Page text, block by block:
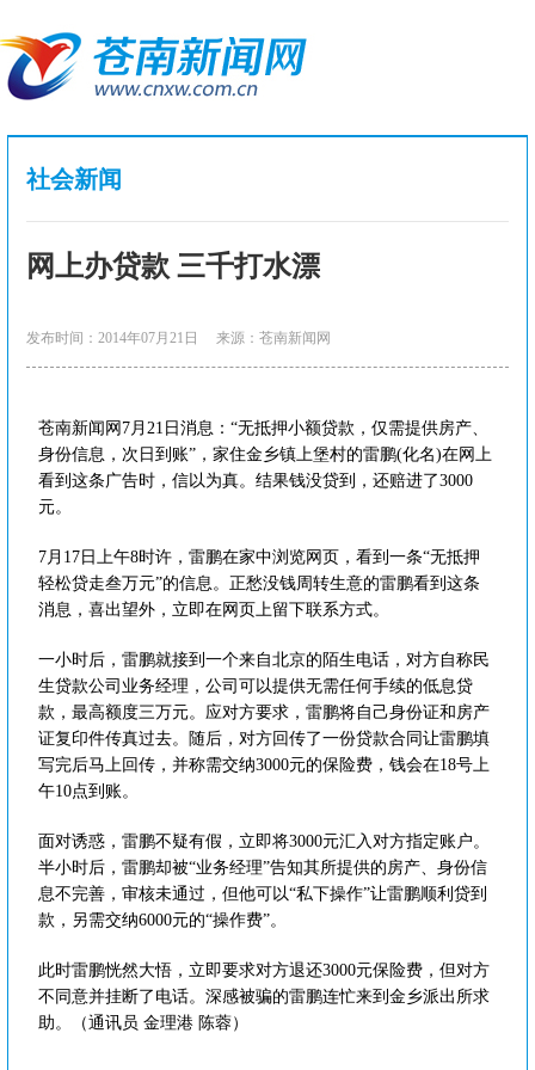
社会新闻
网上办贷款 三千打水漂
发布时间：2014年07月21日 来源：苍南新闻网
苍南新闻网7月21日消息：“无抵押小额贷款，仅需提供房产、
身份信息，次日到账”，家住金乡镇上堡村的雷鹏(化名)在网上
看到这条广告时，信以为真。结果钱没贷到，还赔进了3000
元。
7月17日上午8时许，雷鹏在家中浏览网页，看到一条“无抵押
轻松贷走叁万元”的信息。正愁没钱周转生意的雷鹏看到这条
消息，喜出望外，立即在网页上留下联系方式。
一小时后，雷鹏就接到一个来自北京的陌生电话，对方自称民
生贷款公司业务经理，公司可以提供无需任何手续的低息贷
款，最高额度三万元。应对方要求，雷鹏将自己身份证和房产
证复印件传真过去。随后，对方回传了一份贷款合同让雷鹏填
写完后马上回传，并称需交纳3000元的保险费，钱会在18号上
午10点到账。
面对诱惑，雷鹏不疑有假，立即将3000元汇入对方指定账户。
半小时后，雷鹏却被“业务经理”告知其所提供的房产、身份信
息不完善，审核未通过，但他可以“私下操作”让雷鹏顺利贷到
款，另需交纳6000元的“操作费”。
此时雷鹏恍然大悟，立即要求对方退还3000元保险费，但对方
不同意并挂断了电话。深感被骗的雷鹏连忙来到金乡派出所求
助。（通讯员 金理港 陈蓉）